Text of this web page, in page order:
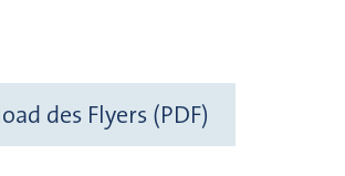
des Flyers (PDF)